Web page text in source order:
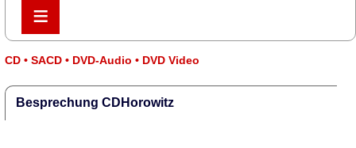
≡
≡
CD • SACD • DVD-Audio • DVD Video
Besprechung CDHorowitz